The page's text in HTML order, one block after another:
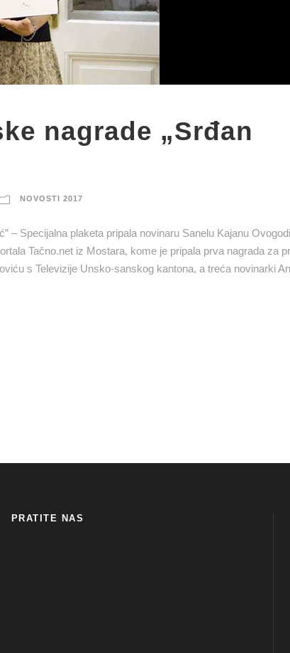
nagrade „Srđan
NOVOSTI 2017
– Specijalna plaketa pripala novinaru Sanelu Kajanu
Tačno.net iz Mostara, kome je pripala prva nagrada za
s Televizije Unsko-sanskog kantona, a treća novinarki
PRATITE NAS